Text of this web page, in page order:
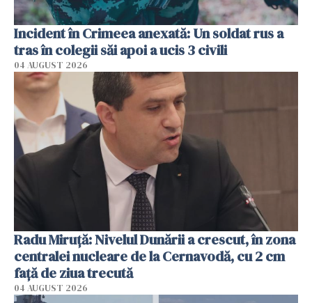
Incident în Crimeea anexată: Un soldat rus a
tras în colegii săi apoi a ucis 3 civili
04 AUGUST 2026
Radu Miruţă: Nivelul Dunării a crescut, în zona
centralei nucleare de la Cernavodă, cu 2 cm
faţă de ziua trecută
04 AUGUST 2026